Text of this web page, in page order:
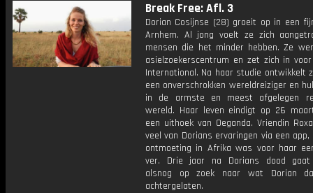
Break Free: Afl. 3
Dorian Cosijnse (28) groeit op in een
Arnhem. Al jong voelt ze zich
mensen die het minder hebben. Ze
asielzoekerscentrum en zet zich in
International. Na haar studie ontwikkelt
een onverschrokken wereldreiziger en
in de armste en meest afgelegen
wereld. Haar leven eindigt op 26
een uithoek van Oeganda. Vriendin
veel van Dorians ervaringen via een
ontmoeting in Afrika was voor haar
ver. Drie jaar na Dorians dood gaat
alsnog op zoek naar wat Dorian
achtergelaten.